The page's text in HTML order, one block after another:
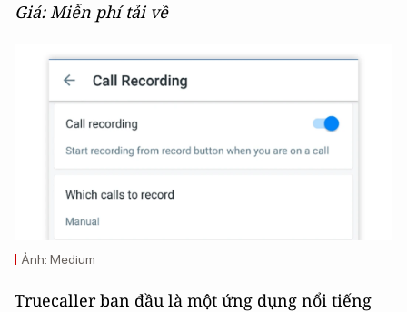
Giá: Miễn phí tải về
Ảnh: Medium
Truecaller ban đầu là một ứng dụng nổi tiếng